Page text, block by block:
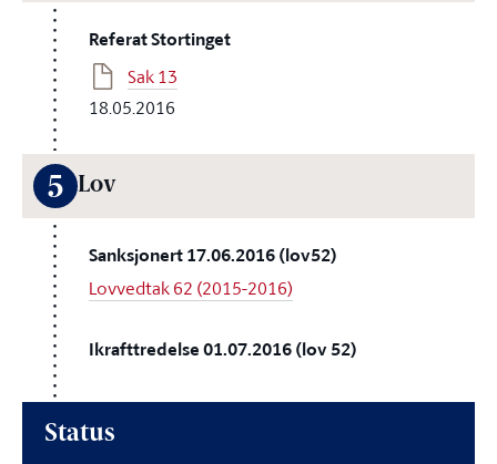
Referat Stortinget
Sak 13
18.05.2016
5 Lov
Sanksjonert 17.06.2016 (lov52)
Lovvedtak 62 (2015-2016)
Ikrafttredelse 01.07.2016 (lov 52)
Status